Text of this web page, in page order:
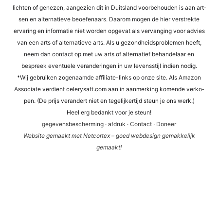
lich­ten of gene­zen, aan­ge­zi­en dit in Duit­s­land voor­be­hou­den is aan art­
sen en alter­na­tie­ve beoefen­aars. Daa­rom mogen de hier ver­st­rek­te
erva­ring en infor­ma­tie niet wor­den opge­vat als ver­van­ging voor advies
van een arts of alter­na­tie­ve arts. Als u gezond­heids­pro­ble­men heeft,
neem dan cont­act op met uw arts of alter­na­tief behan­del­a­ar en
bespreek even­tue­le ver­an­de­rin­gen in uw levens­sti­jl indi­en nodig.
*Wij gebrui­ken zogen­aam­de affi­lia­te-links op onze site. Als Ama­zon
Asso­cia­te ver­dient cele​ry​saft​.com aan in aan­mer­king komen­de ver­ko­
pen. (De prijs ver­an­dert niet en tege­li­jker­tijd steun je ons werk.)
Heel erg bedankt voor je steun!
gege­vens­be­scher­ming · afdruk · Cont­act · Doneer
Web­site gema­akt met Net­cortex – goed web­de­sign gemak­ke­li­jk
gemaakt!